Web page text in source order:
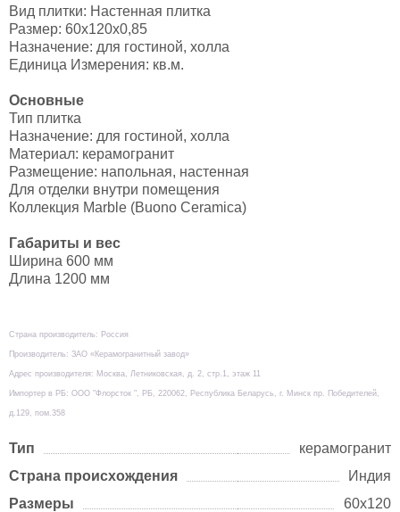
Вид плитки: Настенная плитка
Размер: 60х120х0,85
Назначение: для гостиной, холла
Единица Измерения: кв.м.
Основные
Тип плитка
Назначение: для гостиной, холла
Материал: керамогранит
Размещение: напольная, настенная
Для отделки внутри помещения
Коллекция Marble (Buono Ceramica)
Габариты и вес
Ширина 600 мм
Длина 1200 мм
Страна производитель: Россия
Производитель: ЗАО «Керамогранитный завод»
Адрес производителя: Москва, Летниковская, д. 2, стр.1, этаж 11
Импортер в РБ: ООО "Флорсток ", РБ, 220062, Республика Беларусь, г. Минск пр. Победителей,
д.129, пом.358
Тип
керамогранит
Страна происхождения
Индия
Размеры
60х120